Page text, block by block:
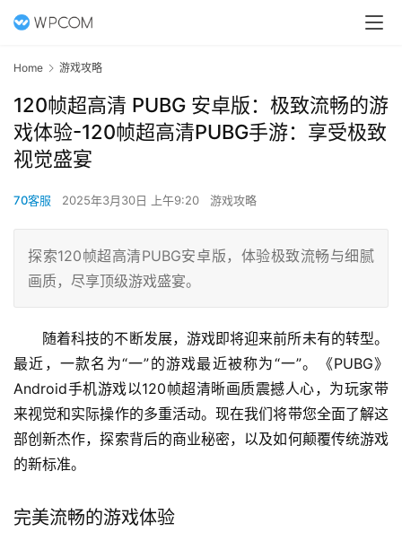
Home 游戏攻略
120帧超高清 PUBG 安卓版：极致流畅的游
戏体验-120帧超高清PUBG手游：享受极致
视觉盛宴
70客服 2025年3月30日 上午9:20 游戏攻略
探索120帧超高清PUBG安卓版，体验极致流畅与细腻
画质，尽享顶级游戏盛宴。
随着科技的不断发展，游戏即将迎来前所未有的转型。
最近，一款名为“一”的游戏最近被称为“一”。《PUBG》
Android手机游戏以120帧超清晰画质震撼人心，为玩家带
来视觉和实际操作的多重活动。现在我们将带您全面了解这
部创新杰作，探索背后的商业秘密，以及如何颠覆传统游戏
的新标准。
完美流畅的游戏体验